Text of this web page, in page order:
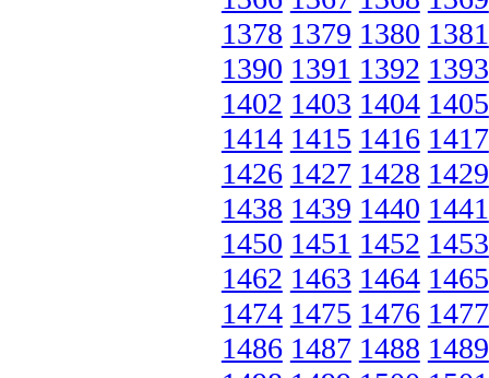
1378 1379 1380 1381
1390 1391 1392 1393
1402 1403 1404 1405
1414 1415 1416 1417
1426 1427 1428 1429
1438 1439 1440 1441
1450 1451 1452 1453
1462 1463 1464 1465
1474 1475 1476 1477
1486 1487 1488 1489